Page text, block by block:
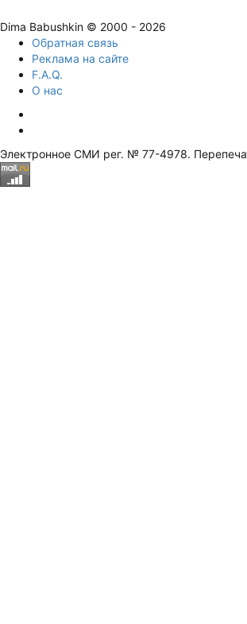
Dima Babushkin © 2000 - 2026
Обратная связь
Реклама на сайте
F.A.Q.
О нас
Электронное СМИ рег. № 77-4978.